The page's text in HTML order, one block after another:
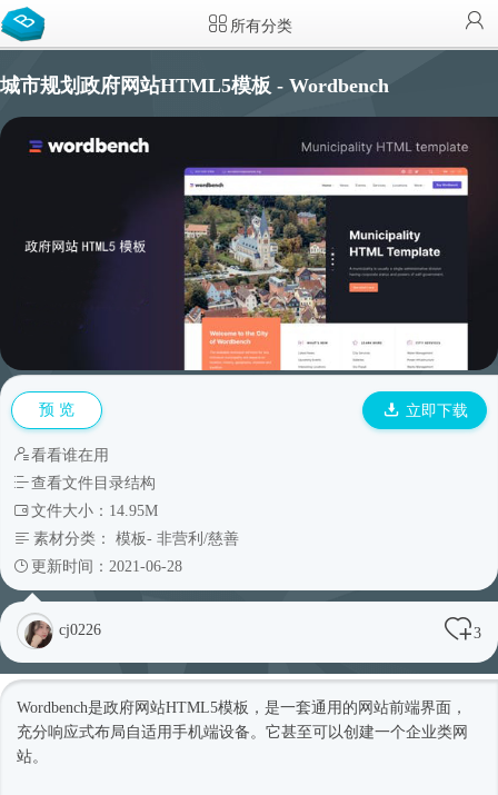
所有分类
城市规划政府网站HTML5模板 - Wordbench
预 览 立即下载
看看谁在用
查看文件目录结构
文件大小：14.95M
素材分类： 模板- 非营利/慈善
更新时间：2021-06-28
cj0226 3
Wordbench是政府网站HTML5模板 ，是一套通用的网站前端界面，
充分响应式布局自适用手机端设备。它甚至可以创建一个企业类网
站。